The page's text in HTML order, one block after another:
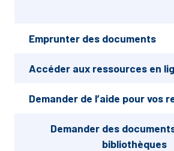
Emprunter des documents
Accéder aux ressources en
Demander de l’aide pour vos
Demander des
bibliothèques